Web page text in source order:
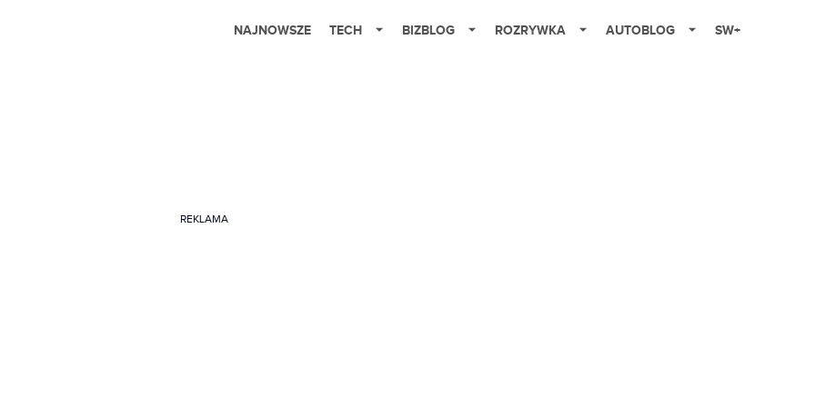
NAJNOWSZE TECH BIZBLOG ROZRYWKA AUTOBLOG SW+
REKLAMA